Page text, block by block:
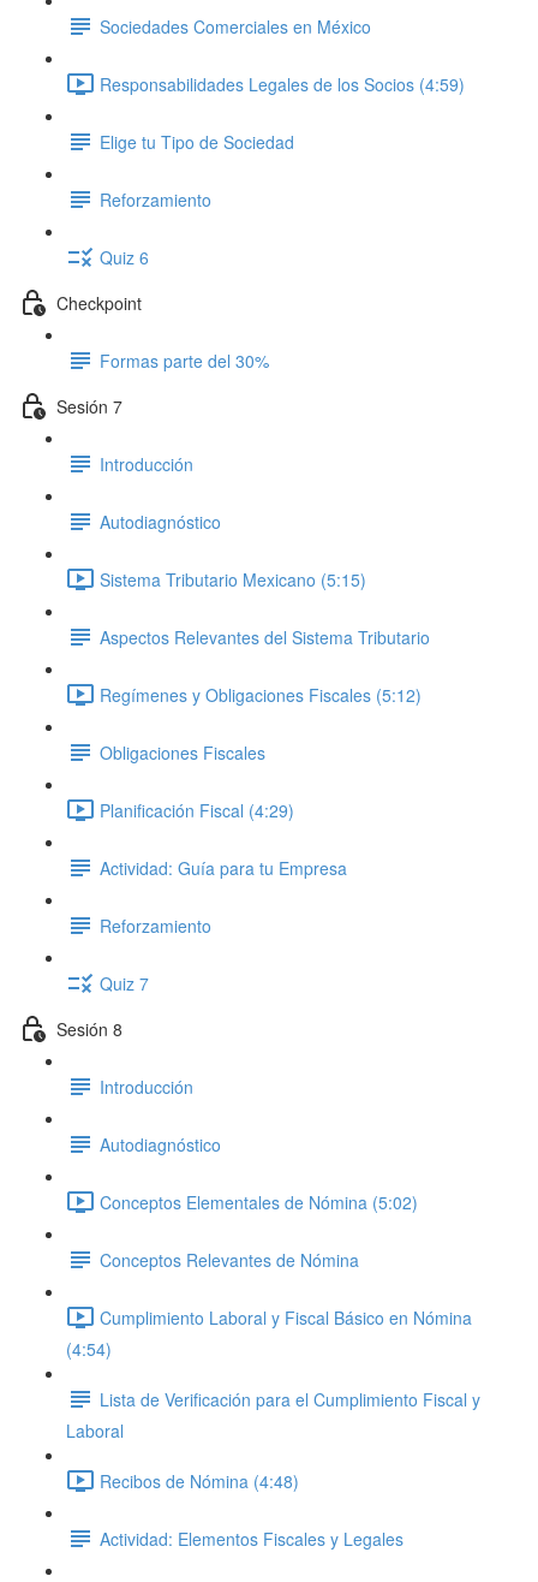
Sociedades Comerciales en México
Responsabilidades Legales de los Socios (4:59)
Elige tu Tipo de Sociedad
Reforzamiento
Quiz 6
Checkpoint
Formas parte del 30%
Sesión 7
Introducción
Autodiagnóstico
Sistema Tributario Mexicano (5:15)
Aspectos Relevantes del Sistema Tributario
Regímenes y Obligaciones Fiscales (5:12)
Obligaciones Fiscales
Planificación Fiscal (4:29)
Actividad: Guía para tu Empresa
Reforzamiento
Quiz 7
Sesión 8
Introducción
Autodiagnóstico
Conceptos Elementales de Nómina (5:02)
Conceptos Relevantes de Nómina
Cumplimiento Laboral y Fiscal Básico en Nómina
(4:54)
Lista de Verificación para el Cumplimiento Fiscal y
Laboral
Recibos de Nómina (4:48)
Actividad: Elementos Fiscales y Legales